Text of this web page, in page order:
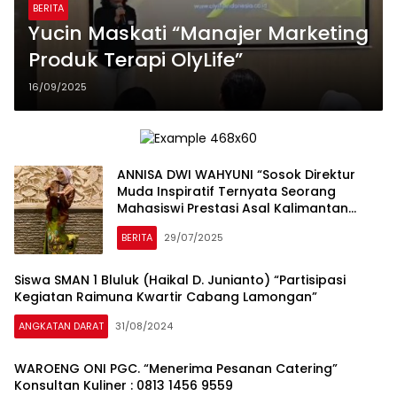
BERITA
Yucin Maskati “Manajer Marketing
Produk Terapi OlyLife”
16/09/2025
ANNISA DWI WAHYUNI “Sosok Direktur
Muda Inspiratif Ternyata Seorang
Mahasiswi Prestasi Asal Kalimantan
Selatan”
BERITA 29/07/2025
Siswa SMAN 1 Bluluk (Haikal D. Junianto) “Partisipasi
Kegiatan Raimuna Kwartir Cabang Lamongan”
ANGKATAN DARAT 31/08/2024
WAROENG ONI PGC. “Menerima Pesanan Catering”
Konsultan Kuliner : 0813 1456 9559